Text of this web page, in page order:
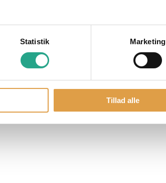
Statistik Marketing
Tillad alle